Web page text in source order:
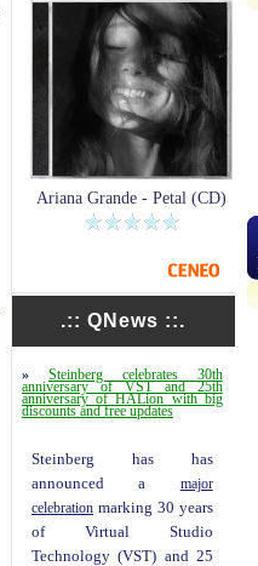
Ariana Grande - Petal (CD)
.:: QNews ::.
» Steinberg celebrates 30th
anniversary of VST and 25th
anniversary of HALion with big
discounts and free updates
Steinberg has has
announced a major
celebration marking 30 years
of Virtual Studio
Technology (VST) and 25